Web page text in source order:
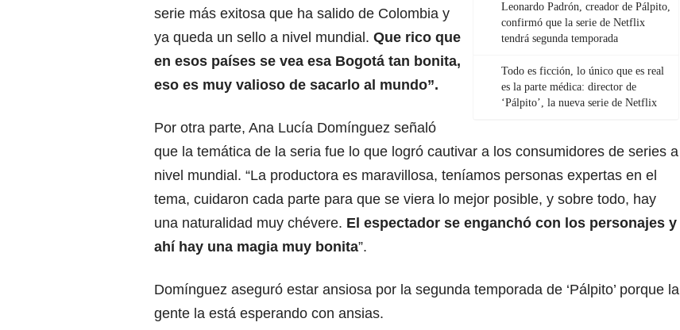
Leonardo Padrón, creador de Pálpito,
confirmó que la serie de Netflix
tendrá segunda temporada
Todo es ficción, lo único que es real
es la parte médica: director de
‘Pálpito’, la nueva serie de Netflix
serie más exitosa que ha salido de Colombia y
ya queda un sello a nivel mundial. Que rico que
en esos países se vea esa Bogotá tan bonita,
eso es muy valioso de sacarlo al mundo”.
Por otra parte, Ana Lucía Domínguez señaló
que la temática de la seria fue lo que logró cautivar a los consumidores de series a
nivel mundial. “La productora es maravillosa, teníamos personas expertas en el
tema, cuidaron cada parte para que se viera lo mejor posible, y sobre todo, hay
una naturalidad muy chévere. El espectador se enganchó con los personajes y
ahí hay una magia muy bonita”.
Domínguez aseguró estar ansiosa por la segunda temporada de ‘Pálpito’ porque la
gente la está esperando con ansias.